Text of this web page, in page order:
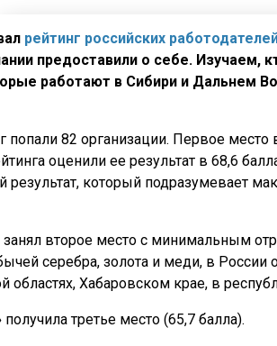
рейтинг российских
предоставили о себе. Изучаем,
работают в Сибири и Дальнем
попали 82 организации. Первое место
оценили ее результат в 68,6
результат, который подразумевает
занял второе место с минимальным
серебра, золота и меди, в
областях, Хабаровском крае, в
получила третье место (65,7 балла).